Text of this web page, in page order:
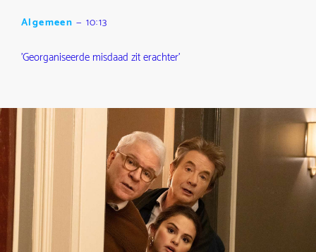
Algemeen — 10:13
'Georganiseerde misdaad zit erachter'